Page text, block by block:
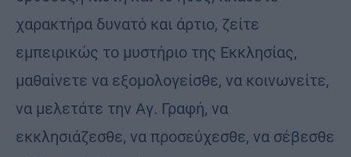
χαρακτήρα δυνατό και άρτιο, ζείτε
εμπειρικώς το μυστήριο της Εκκλησίας,
μαθαίνετε να εξομολογείσθε, να κοινωνείτε,
να μελετάτε την Αγ. Γραφή, να
εκκλησιάζεσθε, να προσεύχεσθε, να σέβεσθε